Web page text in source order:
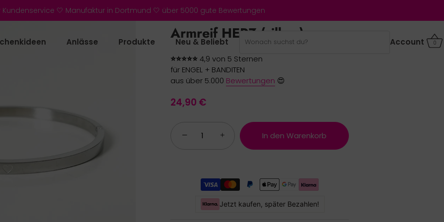
Kundenservice 🤍 Manufaktur in Dortmund 🤍 über 5000 gute Bewertungen
Anlässe Produkte Neu & Beliebt Account 0
Armreif HERZ (silber)
⭐⭐⭐⭐⭐ 4,9 von 5 Sternen
für ENGEL + BANDITEN
aus über 5.000 Bewertungen 😍
24,90 €
− + In den Warenkorb
Jetzt kaufen, später Bezahlen!